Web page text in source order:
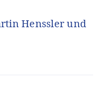
Henssler und